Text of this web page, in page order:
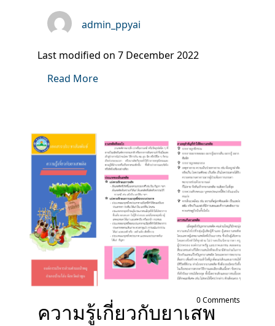
admin_ppyai
Last modified on 7 December 2022
Read More
0 Comments
ความรู้เกี่ยวกับยาเสพ